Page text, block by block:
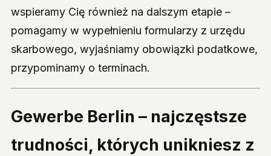
wspieramy Cię również na dalszym etapie –
pomagamy w wypełnieniu formularzy z urzędu
skarbowego, wyjaśniamy obowiązki podatkowe,
przypominamy o terminach.
Gewerbe Berlin – najczęstsze
trudności, których unikniesz z